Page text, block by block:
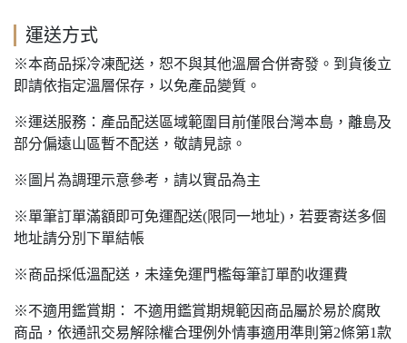
運送方式
※本商品採冷凍配送，恕不與其他溫層合併寄發。到貨後立
即請依指定溫層保存，以免產品變質。
※運送服務：產品配送區域範圍目前僅限台灣本島，離島及
部分偏遠山區暫不配送，敬請見諒。
※圖片為調理示意參考，請以實品為主
※單筆訂單滿額即可免運配送(限同一地址)，若要寄送多個
地址請分別下單結帳
※商品採低溫配送，未達免運門檻每筆訂單酌收運費
※不適用鑑賞期： 不適用鑑賞期規範因商品屬於易於腐敗
商品，依通訊交易解除權合理例外情事適用準則第2條第1款